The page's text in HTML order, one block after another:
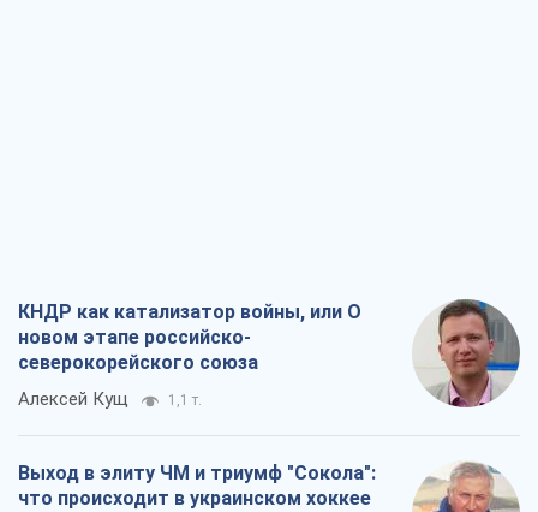
КНДР как катализатор войны, или О
новом этапе российско-
северокорейского союза
Алексей Кущ 1,1 т.
Выход в элиту ЧМ и триумф "Сокола":
что происходит в украинском хоккее